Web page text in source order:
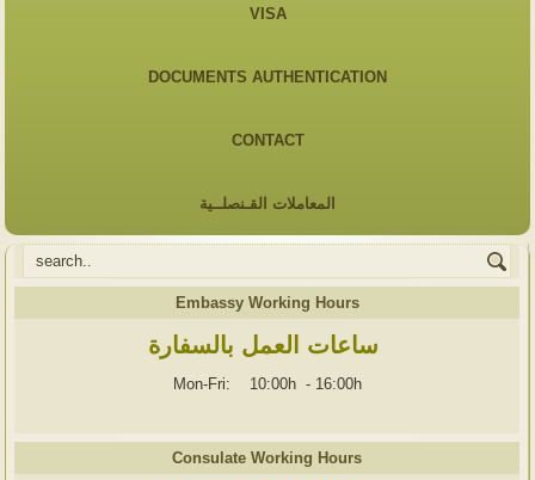
VISA
DOCUMENTS AUTHENTICATION
CONTACT
المعاملات القـنصلــية
Embassy Working Hours
ساعات العمل بالسفارة
Mon-Fri: 10:00h - 16:00h
Consulate Working Hours